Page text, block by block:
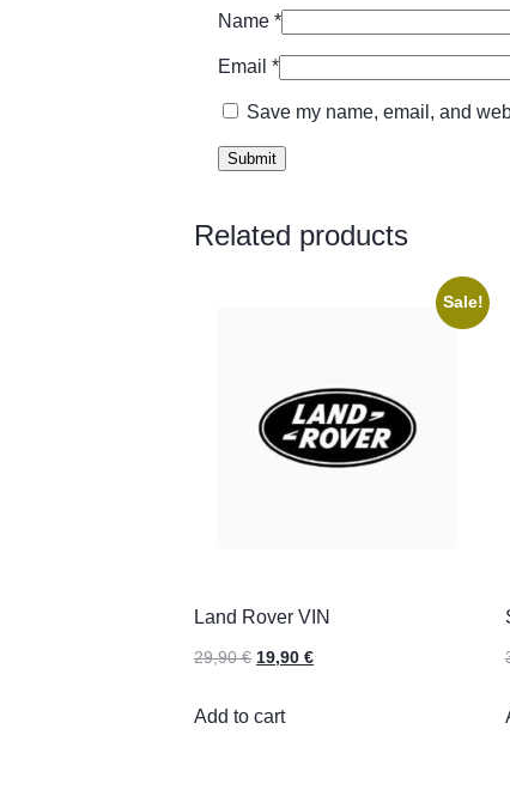
Name *
Email *
Save my name, email, and
Related products
Sale!
Land Rover VIN
29,90€ 19,90 €
Add to cart